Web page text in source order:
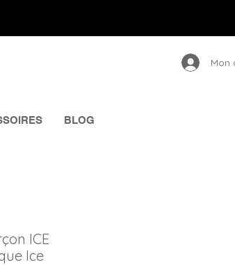
Mon
BLOG
ICE
Ice